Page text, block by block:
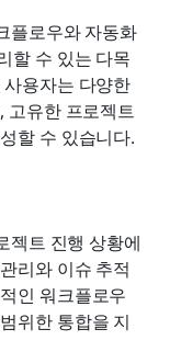
플로우와 자동화
할 수 있는 다목
사용자는 다양한
고유한 프로젝트
할 수 있습니다.
젝트 진행 상황에
리와 이슈 추적
인 워크플로우
위한 통합을 지